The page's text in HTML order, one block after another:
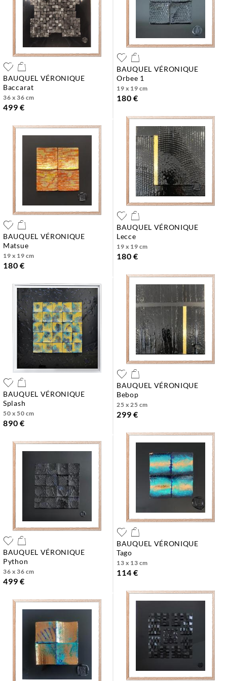
BAUQUEL VÉRONIQUE
baccarat
36 x 36 cm
499 €
BAUQUEL VÉRONIQUE
orbee 1
19 x 19 cm
180 €
BAUQUEL VÉRONIQUE
matsue
19 x 19 cm
180 €
BAUQUEL VÉRONIQUE
lecce
19 x 19 cm
180 €
BAUQUEL VÉRONIQUE
splash
50 x 50 cm
890 €
BAUQUEL VÉRONIQUE
bebop
25 x 25 cm
299 €
BAUQUEL VÉRONIQUE
python
36 x 36 cm
499 €
BAUQUEL VÉRONIQUE
tago
13 x 13 cm
114 €